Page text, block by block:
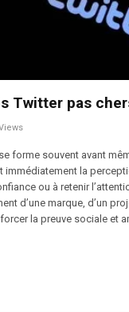
Twitter pas
forme souvent avant
immédiatement la
ou à retenir
d’une marque, d’un
la preuve sociale et